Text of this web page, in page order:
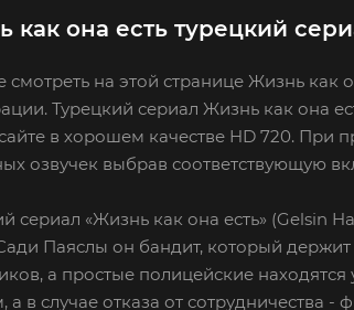
как она есть турецкий
смотреть на этой странице Жизнь как
Турецкий сериал Жизнь как она
в хорошем качестве HD 720. При
озвучек выбрав соответствующую
сериал «Жизнь как она есть» (Gelsin
Паяслы он бандит, который держит
а простые полицейские
а в случае отказа от сотрудничества